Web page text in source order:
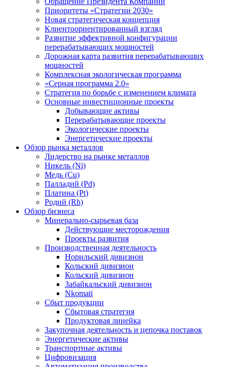
Приоритеты «Стратегии 2030»
Новая стратегическая концепция
Клиентоориентированный взгляд
Развитие эффективной конфигурации
перерабатывающих мощностей
Дорожная карта развития перерабатывающих
мощностей
Комплексная экологическая программа
«Серная программа 2.0»
Стратегия по борьбе с изменением климата
Основные инвестиционные проекты
Добывающие активы
Перерабатывающие проекты
Экологические проекты
Энергетические проекты
Обзор рынка металлов
Лидерство на рынке металлов
Никель (Ni)
Медь (Cu)
Палладий (Pd)
Платина (Pt)
Родий (Rh)
Обзор бизнеса
Минерально-сырьевая база
Действующие месторождения
Проекты развития
Производственная деятельность
Норильский дивизион
Кольский дивизион
Кольский дивизион
Забайкальский дивизион
Nkomati
Сбыт продукции
Сбытовая стратегия
Продуктовая линейка
Закупочная деятельность и цепочка поставок
Энергетические активы
Транспортные активы
Цифровизация